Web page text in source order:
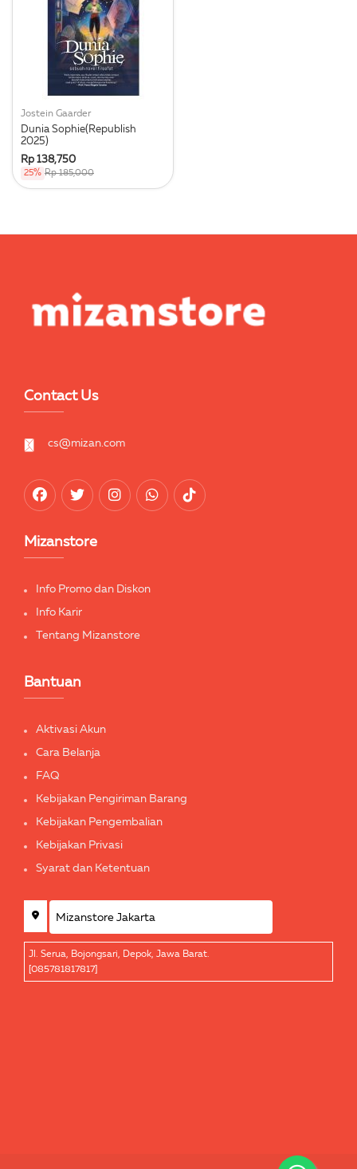
Jostein Gaarder
Dunia Sophie(Republish
2025)
Rp 138,750
25% Rp 185,000
Contact Us
cs@mizan.com
Mizanstore
Info Promo dan Diskon
Info Karir
Tentang Mizanstore
Bantuan
Aktivasi Akun
Cara Belanja
FAQ
Kebijakan Pengiriman Barang
Kebijakan Pengembalian
Kebijakan Privasi
Syarat dan Ketentuan
Jl. Serua, Bojongsari, Depok, Jawa Barat.
[085781817817]